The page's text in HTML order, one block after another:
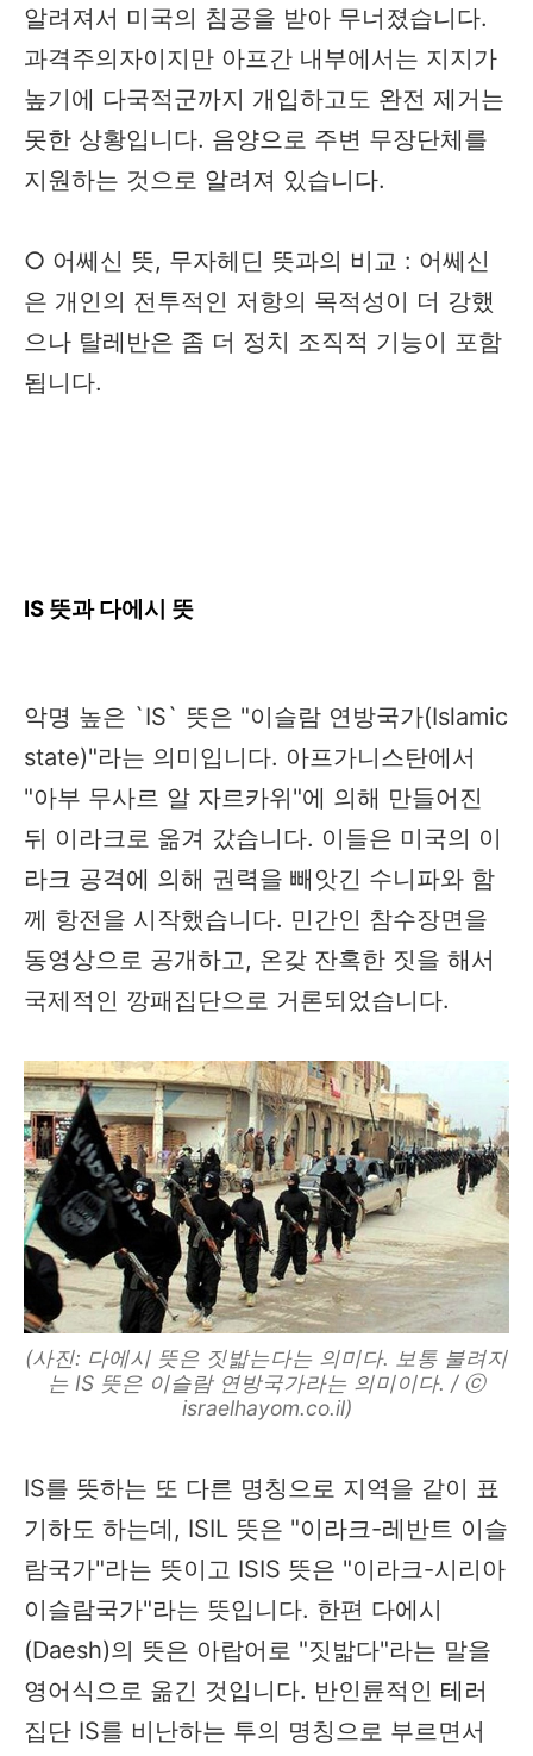
알려져서 미국의 침공을 받아 무너졌습니다.
과격주의자이지만 아프간 내부에서는 지지가
높기에 다국적군까지 개입하고도 완전 제거는
못한 상황입니다. 음양으로 주변 무장단체를
지원하는 것으로 알려져 있습니다.
○ 어쎄신 뜻, 무자헤딘 뜻과의 비교 : 어쎄신
은 개인의 전투적인 저항의 목적성이 더 강했
으나 탈레반은 좀 더 정치 조직적 기능이 포함
됩니다.
IS 뜻과 다에시 뜻
악명 높은 `IS` 뜻은 "이슬람 연방국가(Islamic
state)"라는 의미입니다. 아프가니스탄에서
"아부 무사르 알 자르카위"에 의해 만들어진
뒤 이라크로 옮겨 갔습니다. 이들은 미국의 이
라크 공격에 의해 권력을 빼앗긴 수니파와 함
께 항전을 시작했습니다. 민간인 참수장면을
동영상으로 공개하고, 온갖 잔혹한 짓을 해서
국제적인 깡패집단으로 거론되었습니다.
(사진: 다에시 뜻은 짓밟는다는 의미다. 보통 불려지
는 IS 뜻은 이슬람 연방국가라는 의미이다. / ⓒ
israelhayom.co.il)
IS를 뜻하는 또 다른 명칭으로 지역을 같이 표
기하도 하는데, ISIL 뜻은 "이라크-레반트 이슬
람국가"라는 뜻이고 ISIS 뜻은 "이라크-시리아
이슬람국가"라는 뜻입니다. 한편 다에시
(Daesh)의 뜻은 아랍어로 "짓밟다"라는 말을
영어식으로 옮긴 것입니다. 반인륜적인 테러
집단 IS를 비난하는 투의 명칭으로 부르면서